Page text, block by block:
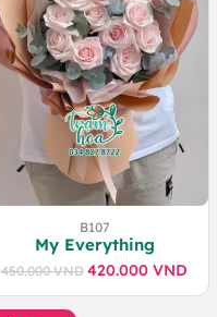
B107
My Everything
450.000VND Giá
gốc
420.000VND
Giá
hiện